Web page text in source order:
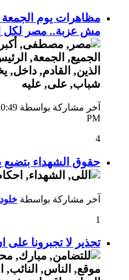
مظاهرات يوم
مش عزبة.. مصر لكل
آخر مشاركة بواسطة
PM
4
حقوق الشهداء بتضيع
آخر مشاركة بواسطة خلود
1
تحذير لا تجبرونا على